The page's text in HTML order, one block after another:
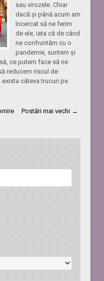
sau virozele. Chiar
dacă și până acum am
încercat să ne ferim
de ele, iata că de când
ne confruntăm cu o
pandemie, suntem și
ce putem face să ne
reducem riscul de
câteva trucuri pe
Postări mai vechi →